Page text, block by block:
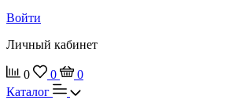
Войти
Личный кабинет
0 0
0
Каталог